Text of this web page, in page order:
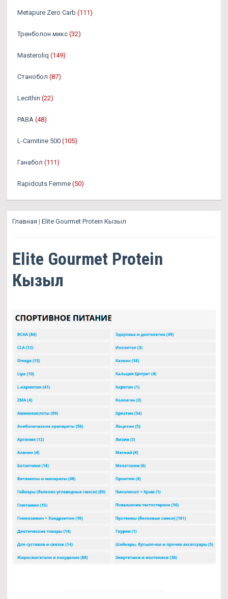
Metapure Zero Carb (111)
Тренболон микс (32)
Masteroliq (149)
Станобол (87)
Lecithin (22)
PABA (48)
L-Carnitine 500 (105)
Ганабол (111)
Rapidcuts Femme (50)
Главная | Elite Gourmet Protein Кызыл
Elite Gourmet Protein
Кызыл